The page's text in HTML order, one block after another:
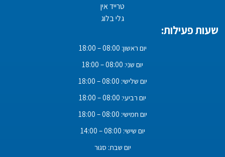
טרייד אין
גלי בלוג
שעות פעילות:
יום ראשון: 08:00 – 18:00
יום שני: 08:00 – 18:00
יום שלישי: 08:00 – 18:00
יום רביעי: 08:00 – 18:00
יום חמישי: 08:00 – 18:00
יום שישי: 08:00 – 14:00
יום שבת: סגור